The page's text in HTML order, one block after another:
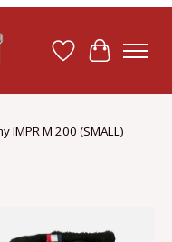
Liste dePanier
IMPR M 200 (SMALL)